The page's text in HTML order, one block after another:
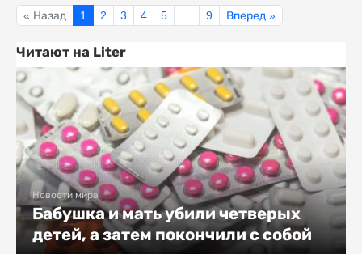
« Назад 1 2 3 4 5 9 Вперед »
Читают на Liter
Новости мира
Бабушка и мать убили четверых
детей, а затем покончили с собой